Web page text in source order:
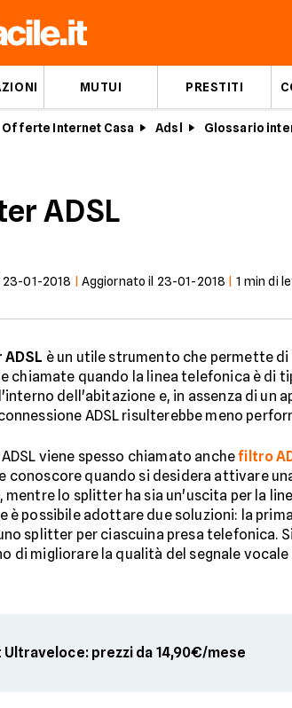
MUTUI PRESTITI
Offerte Internet Casa Adsl Glossario
ADSL
23-01-2018 Aggiornato il 23-01-2018 1 min di
è un utile strumento che permette
chiamate quando la linea telefonica è di
dell'abitazione e, in assenza di un
ADSL risulterebbe meno
viene spesso chiamato anchefiltro
conoscore quando si desidera attivare
lo splitter ha sia un'uscita per la
è possibile adottare due soluzioni: la
splitter per ciascuina presa telefonica.
di migliorare la qualità del segnale
prezzi da 14,90€/mese